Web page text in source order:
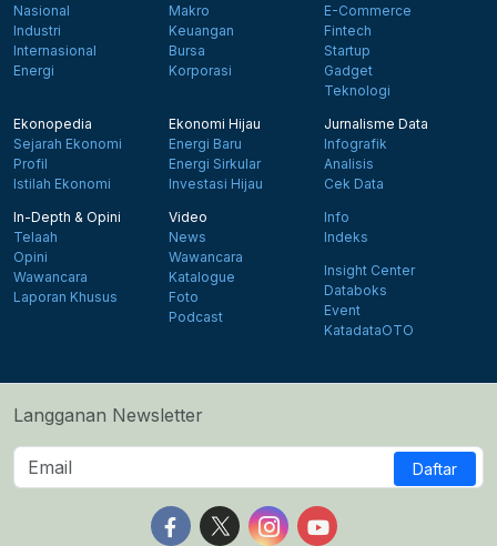
Nasional
Industri
Internasional
Energi
Makro
Keuangan
Bursa
Korporasi
E-Commerce
Fintech
Startup
Gadget
Teknologi
Ekonopedia
Sejarah Ekonomi
Profil
Istilah Ekonomi
Ekonomi Hijau
Energi Baru
Energi Sirkular
Investasi Hijau
Jurnalisme Data
Infografik
Analisis
Cek Data
In-Depth & Opini
Telaah
Opini
Wawancara
Laporan Khusus
Video
News
Wawancara
Katalogue
Foto
Podcast
Info
Indeks
Insight Center
Databoks
Event
KatadataOTO
Langganan Newsletter
Daftar
Follow us on Facebook
Follow us on X
Follow us on Instagram
Follow us on